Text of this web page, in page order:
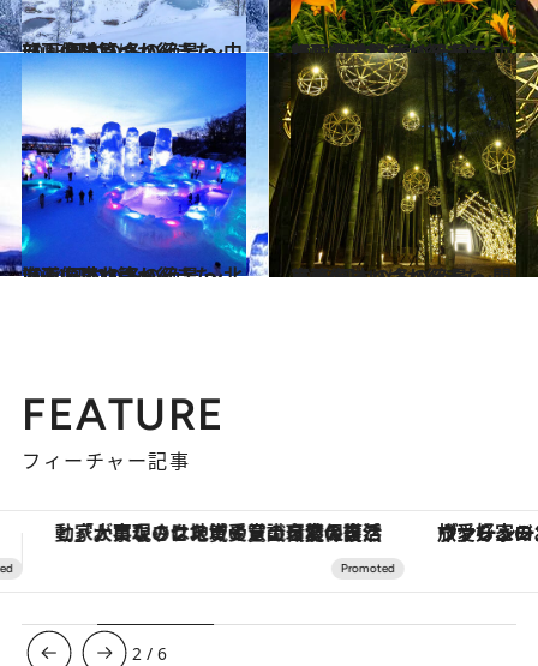
2025.1.11
【画像】いつか行きたい！ 日本の冬の絶景 ～中部・北陸篇～
旅＆お出かけ 2024.4.27
【画像】いつか行きたい！ 日本の春の絶景 ～中部・北陸篇～（2024年版）
旅＆お出かけ
2024.12.28
【画像】いつか行きたい！ 日本の冬の絶景 ～北海道・東北篇～
旅＆お出かけ 2025.1.4
【画像】いつか行きたい！ 日本の冬の絶景 ～関東篇～
旅＆お出かけ
FEATURE
フィーチャー記事
ヴァシュロン・コンスタンタン「オーヴァーシーズ・オートマティック」。旅愛好家のお気に入りコレクションから、ジェンダーレスな新作が登場
3 /6